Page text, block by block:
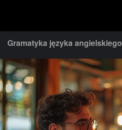
Gramatyka języka angielskiego